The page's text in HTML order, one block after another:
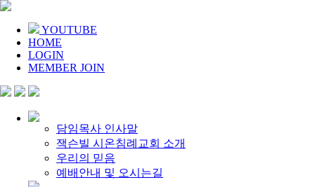
YOUTUBE
HOME
LOGIN
MEMBER JOIN
담임목사 인사말
잭슨빌 시온침례교회 소개
우리의 믿음
예배안내 및 오시는길